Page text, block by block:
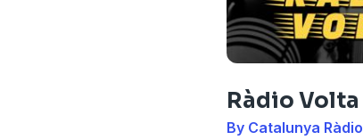
Ràdio Volta
By Catalunya Ràdio